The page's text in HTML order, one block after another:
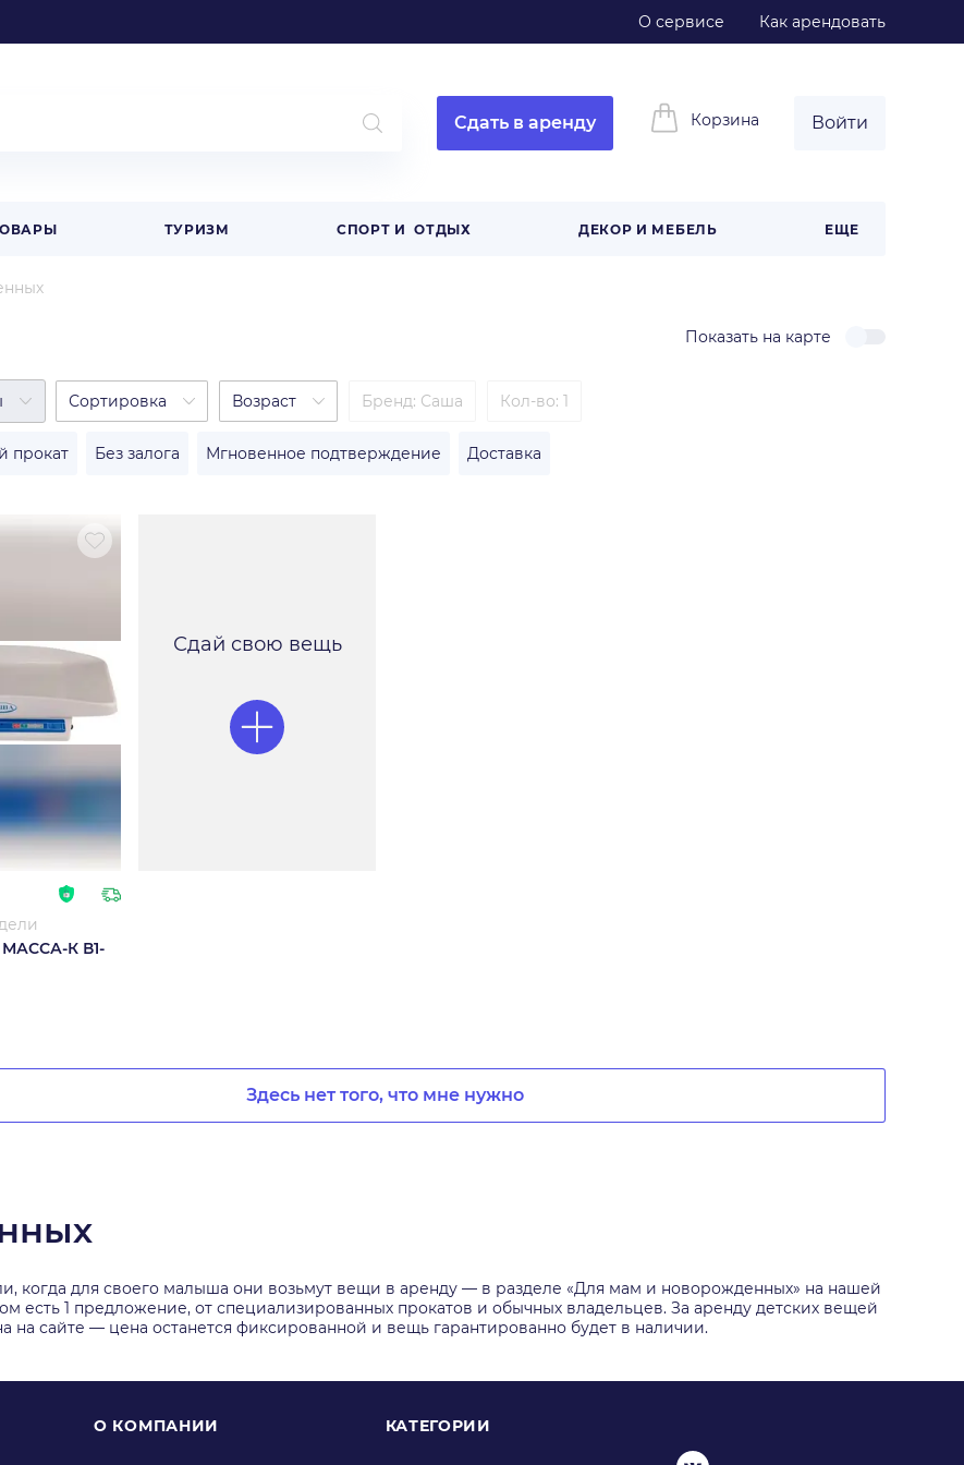
О сервисе Как арендовать
Сдать в аренду Корзина Войти
ТУРИЗМ СПОРТ И ОТДЫХ ДЕКОР И МЕБЕЛЬ ЕЩЕ
Показать на карте
Сортировка Возраст Бренд: Саша Кол-во: 1
прокат Без залога Мгновенное подтверждение Доставка
МАССА-К В1-
Сдай свою вещь
Здесь нет того, что мне нужно
когда для своего малыша они возьмут вещи в аренду — в разделе «Для мам и новорожденных» на нашей
есть 1 предложение, от специализированных прокатов и обычных владельцев. За аренду детских вещей
на сайте — цена останется фиксированной и вещь гарантированно будет в наличии.
О КОМПАНИИ КАТЕГОРИИ